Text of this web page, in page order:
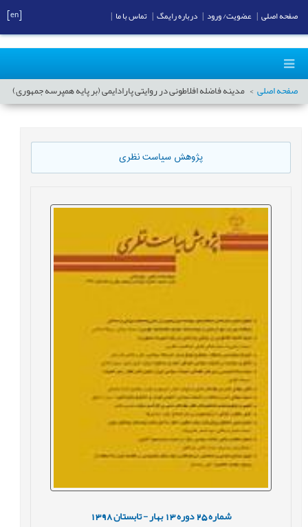
صفحه اصلی مدینه فاضله افلاطونی در روایتی پارادایمی (بر پایه همپرسه جمهوری)
پژوهش سیاست نظری
شماره25 دوره13 بهار - تابستان1398
صفحه اصلی عضویت/ ورود درباره رایمگ تماس با ما